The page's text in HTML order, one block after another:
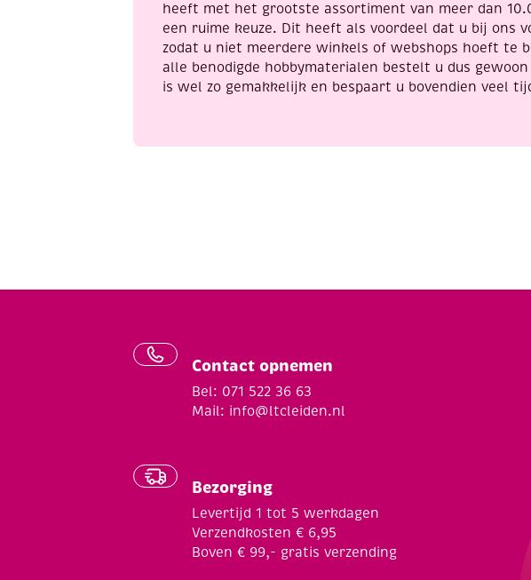
heeft met het grootste assortiment van meer dan
een ruime keuze. Dit heeft als voordeel dat u bij ons
zodat u niet meerdere winkels of webshops hoeft te
alle benodigde hobbymaterialen bestelt u dus
is wel zo gemakkelijk en bespaart u bovendien veel
Contact opnemen
Bel: 071 522 36 63
Mail: info@ltcleiden.nl
Bezorging
Levertijd 1 tot 5 werkdagen
Verzendkosten € 6,95
Boven € 99,- gratis verzending